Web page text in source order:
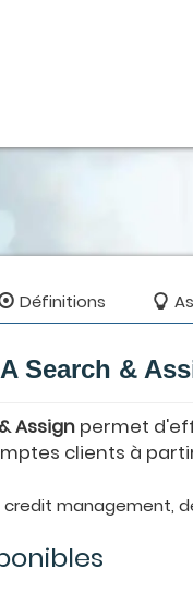
Définitions
Search &
Assign permet
clients à
management,